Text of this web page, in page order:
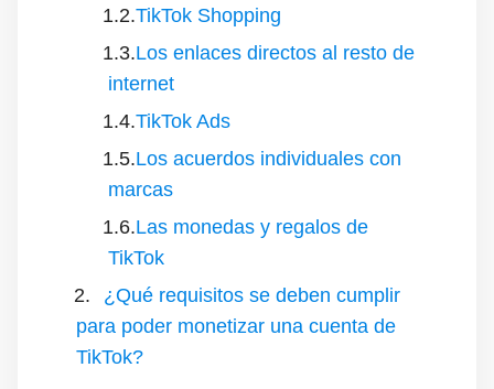
TikTok Shopping
Los enlaces directos al resto de
internet
TikTok Ads
Los acuerdos individuales con
marcas
Las monedas y regalos de
TikTok
¿Qué requisitos se deben cumplir
para poder monetizar una cuenta de
TikTok?